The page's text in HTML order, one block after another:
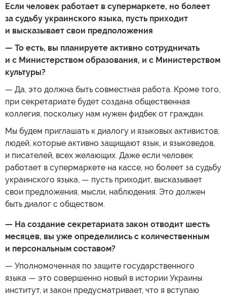
Если человек работает в супермаркете, но болеет
за судьбу украинского языка, пусть приходит
и высказывает свои предположения
— То есть, вы планируете активно сотрудничать
и с Министерством образования, и с Министерством
культуры?
— Да, это должна быть совместная работа. Кроме того,
при секретариате будет создана общественная
коллегия, поскольку нам нужен фидбек от граждан.
Мы будем приглашать к диалогу и языковых активистов,
людей, которые активно защищают язык, и языковедов,
и писателей, всех желающих. Даже если человек
работает в супермаркете на кассе, но болеет за судьбу
украинского языка, — пусть приходит, высказывает
свои предложения, мысли, наблюдения. Это должен
быть диалог с обществом.
— На создание секретариата закон отводит шесть
месяцев, вы уже определились с количественным
и персональным составом?
— Уполномоченная по защите государственного
языка — это совершенно новый в истории Украины
институт, и закон предусматривает, что я вступаю